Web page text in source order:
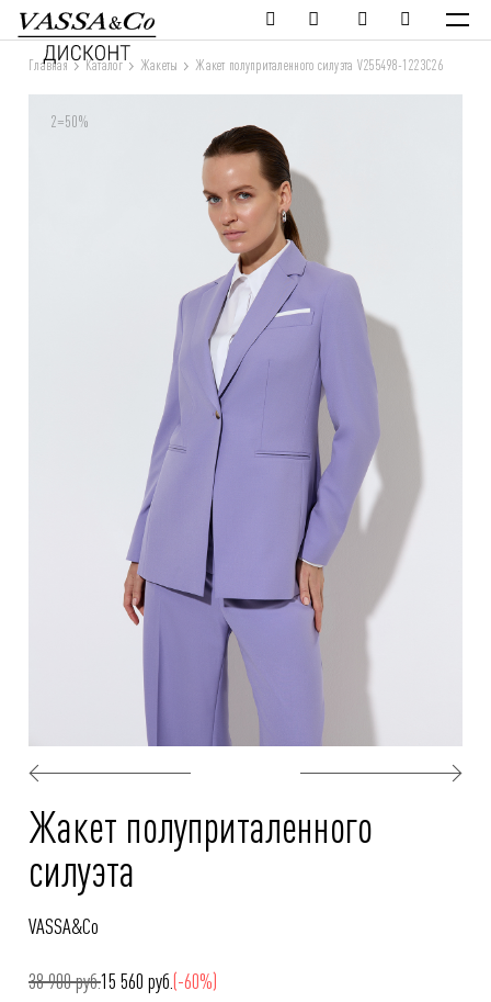
Главная Каталог Жакеты Жакет полуприталенного силуэта V255498-1223C26
2=50%
Жакет полуприталенного
силуэта
VASSA&Co
38 900 руб.15 560 руб.(-60%)